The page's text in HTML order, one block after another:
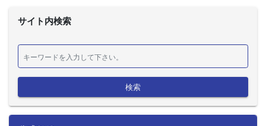
サイト内検索
検索